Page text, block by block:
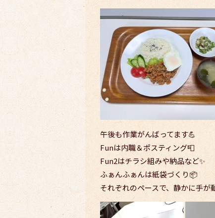
午後も作業がんばってます💪
Funは内職＆ポスティング📮
Fun2はチラシ組みや納品など✨
ふぁんふぁんは紙袋づくり📦
それぞれのペースで、静かに手が